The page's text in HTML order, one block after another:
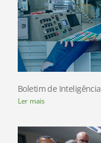
Boletim de
Ler mais